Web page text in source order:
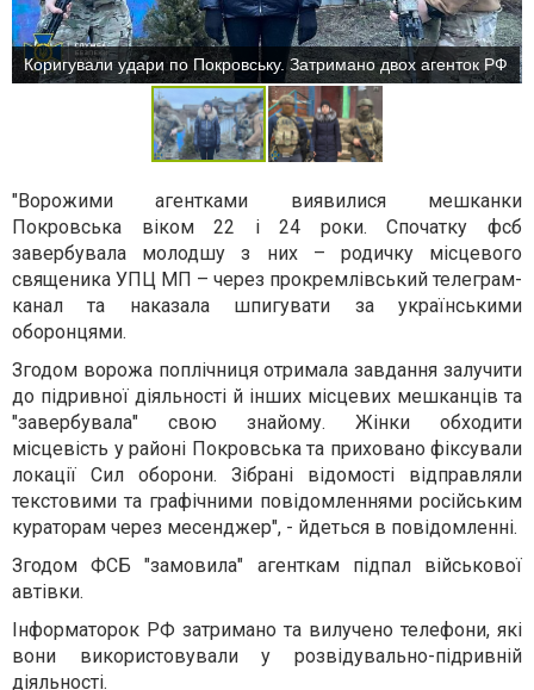
Коригували удари по Покровську. Затримано двох агенток РФ
"Ворожими агентками виявилися мешканки
Покровська віком 22 і 24 роки. Спочатку фсб
завербувала молодшу з них – родичку місцевого
священика УПЦ МП – через прокремлівський телеграм-
канал та наказала шпигувати за українськими
оборонцями.
Згодом ворожа поплічниця отримала завдання залучити
до підривної діяльності й інших місцевих мешканців та
"завербувала" свою знайому. Жінки обходити
місцевість у районі Покровська та приховано фіксували
локації Сил оборони. Зібрані відомості відправляли
текстовими та графічними повідомленнями російським
кураторам через месенджер", - йдеться в повідомленні.
Згодом ФСБ "замовила" агенткам підпал військової
автівки.
Інформаторок РФ затримано та вилучено телефони, які
вони використовували у розвідувально-підривній
діяльності.